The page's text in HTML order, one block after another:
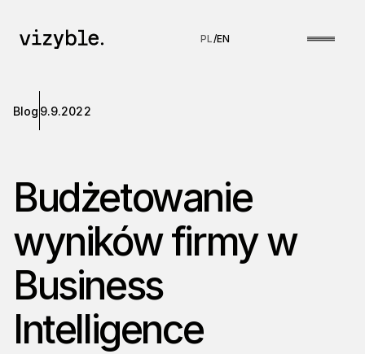
PL/EN
Blog 9.9.2022
Budżetowanie
wyników firmy w
Business
Intelligence